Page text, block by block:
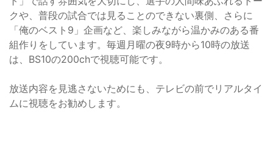
クや、普段の試合では見ることのできない裏側、さらに
「俺のベスト9」企画など、楽しみながら温かみのある番
組作りをしています。毎週月曜の夜9時から10時の放送
は、BS10の200chで視聴可能です。
放送内容を見逃さないためにも、テレビの前でリアルタイ
ムに視聴をお勧めします。